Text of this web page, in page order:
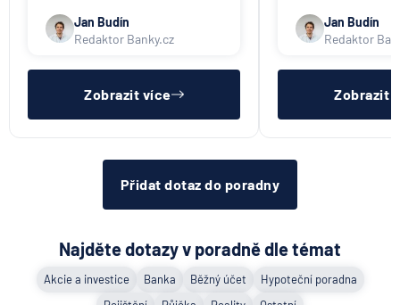
Jan Budín
Redaktor Banky.cz
Zobrazit více
Jan Budín
Redaktor
Zobrazit
Přidat dotaz do poradny
Najděte dotazy v poradně dle témat
Akcie a investice Banka Běžný účet
Hypoteční poradna